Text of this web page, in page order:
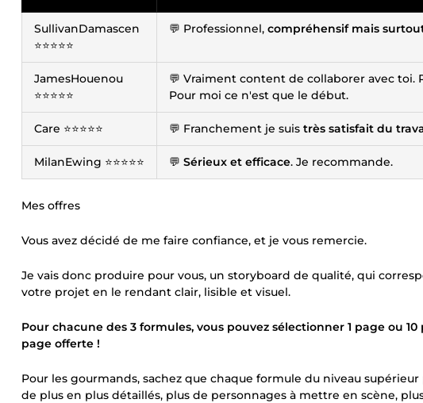
SullivanDamascen
⭐⭐⭐⭐⭐
💬 Professionnel, compréhensif mais
JamesHouenou
⭐⭐⭐⭐⭐
💬 Vraiment content de collaborer avec toi.
Pour moi ce n'est que le début.
Care ⭐⭐⭐⭐⭐ 💬 Franchement je suis très satisfait du
MilanEwing ⭐⭐⭐⭐⭐ 💬 Sérieux et efficace. Je recommande.
Mes offres
Vous avez décidé de me faire confiance, et je vous remercie.
Je vais donc produire pour vous, un storyboard de qualité, qui
votre projet en le rendant clair, lisible et visuel.
Pour chacune des 3 formules, vous pouvez sélectionner 1 page ou 10
page offerte !
Pour les gourmands, sachez que chaque formule du niveau
de plus en plus détaillés, plus de personnages à mettre en scène,